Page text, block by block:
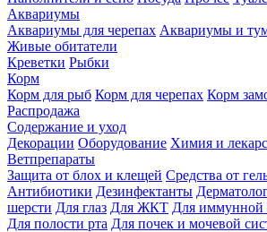
Аквариумы
Аквариумы для черепах Аквариумы и
Живые обитатели
Креветки Рыбки
Корм
Корм для рыб Корм для черепах Корм
Распродажа
Содержание и уход
Декорации Оборудование Химия и
Ветпрепараты
Защита от блох и клещей Средства от
Антибиотики Дезинфектанты
шерсти Для глаз Для ЖКТ Для иммунной
Для полости рта Для почек и мочевой